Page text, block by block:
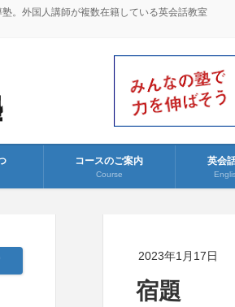
。外国人講師が複数在籍している英会話教室
コースのご案内
Course
英会
2023年1月17日
宿題